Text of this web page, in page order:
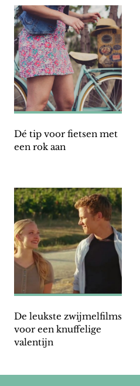
Dé tip voor fietsen met
een rok aan
De leukste zwijmelfilms
voor een knuffelige
valentijn